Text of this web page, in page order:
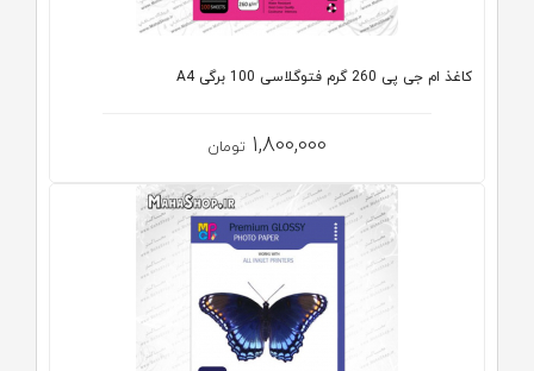
کاغذ ام جی پی 260 گرم فتوگلاسی 100 برگی A4
1,800,000 تومان